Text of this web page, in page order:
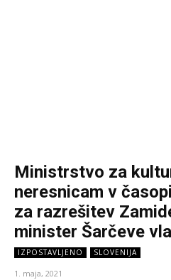
Ministrstvo za
neresnicam v
za razrešitev
minister Šarčeve
IZPOSTAVLJENO SLOVENIJA
1. maja, 2021